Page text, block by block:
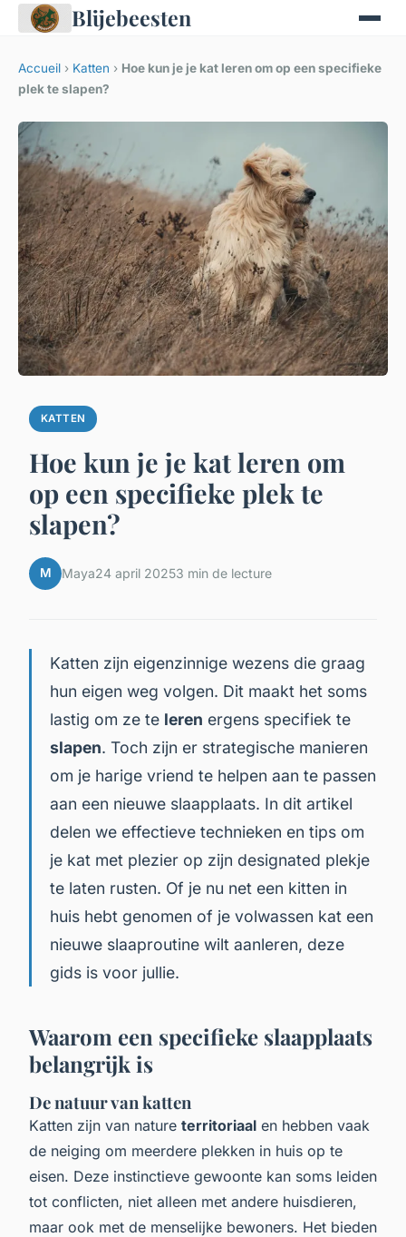
Blijebeesten
Accueil › Katten › Hoe kun je je kat leren om op een specifieke
plek te slapen?
KATTEN
Hoe kun je je kat leren om
op een specifieke plek te
slapen?
M Maya24 april 20253 min de lecture
Katten zijn eigenzinnige wezens die graag
hun eigen weg volgen. Dit maakt het soms
lastig om ze te leren ergens specifiek te
slapen. Toch zijn er strategische manieren
om je harige vriend te helpen aan te passen
aan een nieuwe slaapplaats. In dit artikel
delen we effectieve technieken en tips om
je kat met plezier op zijn designated plekje
te laten rusten. Of je nu net een kitten in
huis hebt genomen of je volwassen kat een
nieuwe slaaproutine wilt aanleren, deze
gids is voor jullie.
Waarom een specifieke slaapplaats
belangrijk is
De natuur van katten
Katten zijn van nature territoriaal en hebben vaak
de neiging om meerdere plekken in huis op te
eisen. Deze instinctieve gewoonte kan soms leiden
tot conflicten, niet alleen met andere huisdieren,
maar ook met de menselijke bewoners. Het bieden